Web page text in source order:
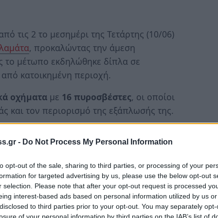
- Do Not Process My Personal Information
opt-out of the sale, sharing to third parties, or processing of your
for targeted advertising by us, please use the below opt-out
selection. Please note that after your opt-out request is processed
interest-based ads based on personal information utilized by us
to third parties prior to your opt-out. You may separately
of your personal information by third parties on the IAB’s list of
τις 2 το μεσημέρι της Τετάρτης (10/06)
, προκαλώντας την άμεση
το μέτωπο εκδηλώθηκε δίπλα σε
κατοικημένη περιοχή.
οχήματα με 16 πυροσβέστες, οι οποίοι
και τον περιορισμό της εξάπλωσής της.
ομάδαΟΑΚ Μεσσηνίαςκαι η
, ενώ παρών ήταν και ο αντιδήμαρχος
.
γρήγορα υπό έλεγχο, αφού